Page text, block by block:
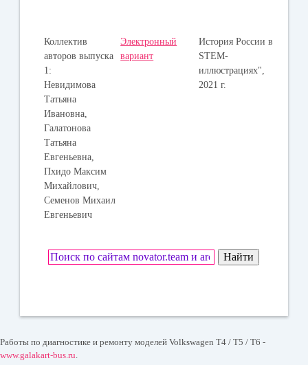
Коллектив
авторов выпуска
1:
Невидимова
Татьяна
Ивановна,
Галатонова
Татьяна
Евгеньевна,
Пхидо Максим
Михайлович,
Семенов Михаил
Евгеньевич
Электронный
вариант
История России в
STEM-
иллюстрациях",
2021 г.
Работы по диагностике и ремонту моделей Volkswagen T4 / T5 / T6 -
www.galakart-bus.ru